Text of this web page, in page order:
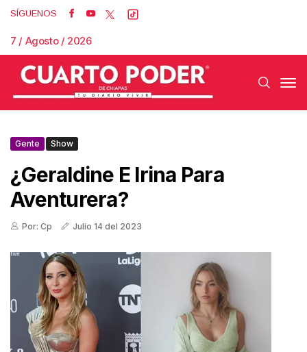
SÍGUENOS
7 / Agosto / 2026
Gente Show
¿Geraldine E Irina Para
Aventurera?
Por: Cp Julio 14 del 2023